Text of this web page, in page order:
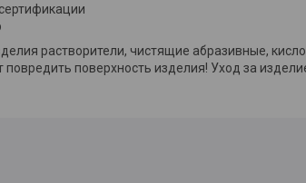
растворители, чистящие абразивные,
поверхность изделия! Уход за